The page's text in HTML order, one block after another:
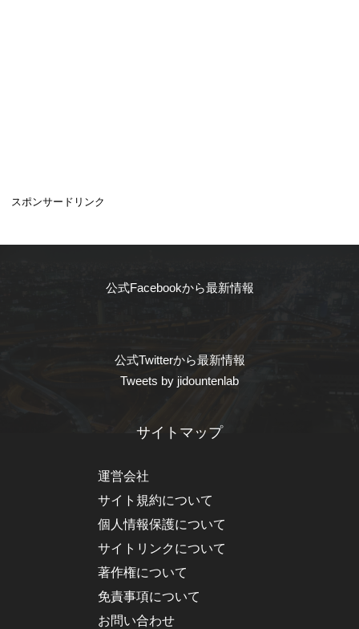
スポンサードリンク
公式Facebookから最新情報
公式Twitterから最新情報
Tweets by jidountenlab
サイトマップ
運営会社
サイト規約について
個人情報保護について
サイトリンクについて
著作権について
免責事項について
お問い合わせ